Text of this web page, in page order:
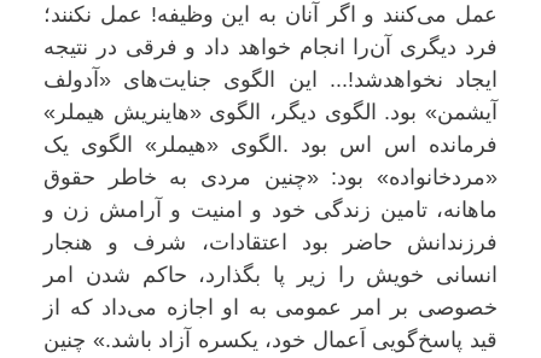
عمل می‌کنند و اگر آنان به این وظیفه! عمل نکنند؛
فرد دیگری آن‌را انجام خواهد داد و فرقی در نتیجه
ایجاد نخواهدشد!... این الگوی جنایت‌های «آدولف
آیشمن» بود. الگوی دیگر، الگوی «هاینریش هیملر»
فرمانده اس اس بود .الگوی «هیملر» الگوی یک
«مردخانواده» بود: «چنین مردی به خاطر حقوق
ماهانه، تامین زندگی خود و امنیت و آرامش زن و
فرزندانش حاضر بود اعتقادات، شرف و هنجار
انسانی خویش را زیر پا بگذارد، حاکم شدن امر
خصوصی بر امر عمومی به او اجازه می‌داد که از
قید پاسخ‌گویی اعمال خود، یکسره آزاد باشد.» چنین